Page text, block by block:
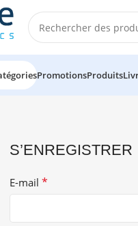
PromotionsProduits
S’ENREGISTRER
E-mail *